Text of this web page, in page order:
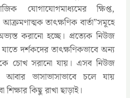
যোগাযোগমাধ্যমের ক্ষিপ্ত,
তাৎক্ষণিক বার্তা”সমূহে
করানো হচ্ছে। প্রত্যেক নিউজ
দর্শকদের তাৎক্ষণিকভাবে অন্য
চোখ সরানো যায়। এসব নিউজ
ভাসাভাসাভাবে চলে যায়
কিছু রাখা ছাড়াই।